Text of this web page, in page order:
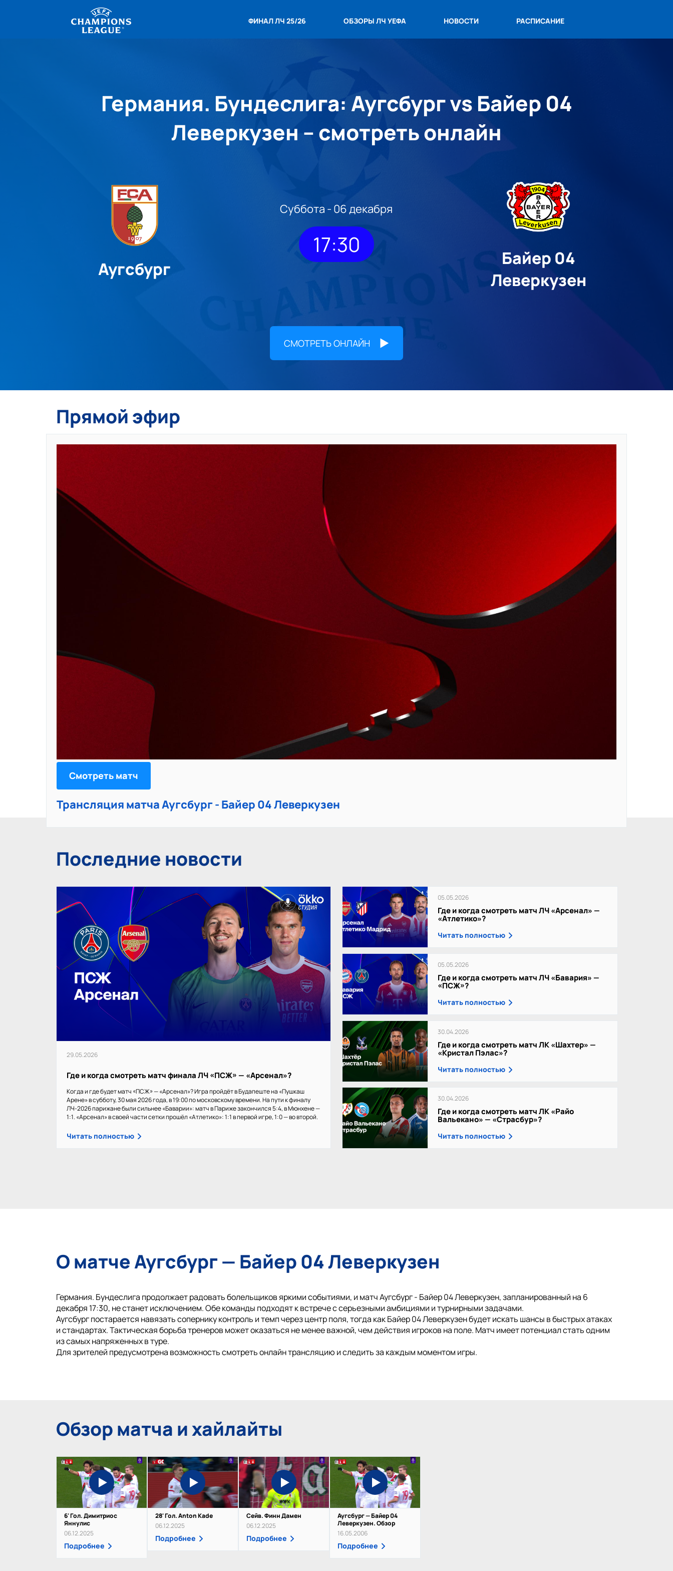
ФИНАЛ ЛЧ 25/26 ОБЗОРЫ ЛЧ УЕФА НОВОСТИ РАСПИСАНИЕ
Германия. Бундеслига: Аугсбург vs Байер 04
Леверкузен – смотреть онлайн
Аугсбург
Суббота - 06 декабря
17:30
Байер 04
Леверкузен
СМОТРЕТЬ ОНЛАЙН
Прямой эфир
Смотреть матч
Трансляция матча Аугсбург - Байер 04 Леверкузен
Последние новости
29.05.2026
Где и когда смотреть матч финала ЛЧ «ПСЖ» — «Арсенал»?
Когда и где будет матч «ПСЖ» — «Арсенал»? Игра пройдёт в Будапеште на «Пушкаш
Арене» в субботу, 30 мая 2026 года, в 19:00 по московскому времени. На пути к финалу
ЛЧ-2026 парижане были сильнее «Баварии»: матч в Париже закончился 5:4, в Мюнхене —
1:1. «Арсенал» в своей части сетки прошёл «Атлетико»: 1:1 в первой игре, 1:0 — во второй.
Читать полностью
05.05.2026
Где и когда смотреть матч ЛЧ «Арсенал» —
«Атлетико»?
Читать полностью
05.05.2026
Где и когда смотреть матч ЛЧ «Бавария» —
«ПСЖ»?
Читать полностью
30.04.2026
Где и когда смотреть матч ЛК «Шахтер» —
«Кристал Пэлас»?
Читать полностью
30.04.2026
Где и когда смотреть матч ЛК «Райо
Вальекано» — «Страсбур»?
Читать полностью
О матче Аугсбург — Байер 04 Леверкузен
Германия. Бундеслига продолжает радовать болельщиков яркими событиями, и матч Аугсбург - Байер 04 Леверкузен, запланированный на 6
декабря 17:30, не станет исключением. Обе команды подходят к встрече с серьезными амбициями и турнирными задачами.
Аугсбург постарается навязать сопернику контроль и темп через центр поля, тогда как Байер 04 Леверкузен будет искать шансы в быстрых атаках
и стандартах. Тактическая борьба тренеров может оказаться не менее важной, чем действия игроков на поле. Матч имеет потенциал стать одним
из самых напряженных в туре.
Для зрителей предусмотрена возможность смотреть онлайн трансляцию и следить за каждым моментом игры.
Обзор матча и хайлайты
6' Гол. Димитриос
Яннулис
06.12.2025
Подробнее
28' Гол. Anton Kade
06.12.2025
Подробнее
Сейв. Финн Дамен
06.12.2025
Подробнее
Аугсбург — Байер 04
Леверкузен. Обзор
16.05.2006
Подробнее